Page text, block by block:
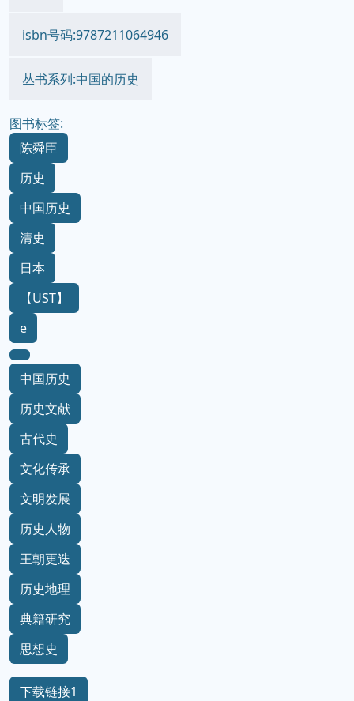
isbn号码:9787211064946
丛书系列:中国的历史
图书标签:
陈舜臣
历史
中国历史
清史
日本
【UST】
e
中国历史
历史文献
古代史
文化传承
文明发展
历史人物
王朝更迭
历史地理
典籍研究
思想史
下载链接1